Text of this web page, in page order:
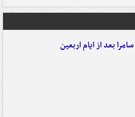
بعد از ایام اربعین